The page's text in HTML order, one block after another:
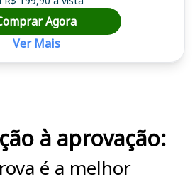
Agora
Ver Mais
à aprovação:
é a melhor